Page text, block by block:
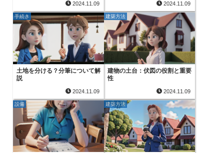
2024.11.09 2024.11.09
手続き
土地を分ける？分筆について解
説
2024.11.09
建築方法
建物の土台：伏図の役割と重要
性
2024.11.09
設備 建築方法